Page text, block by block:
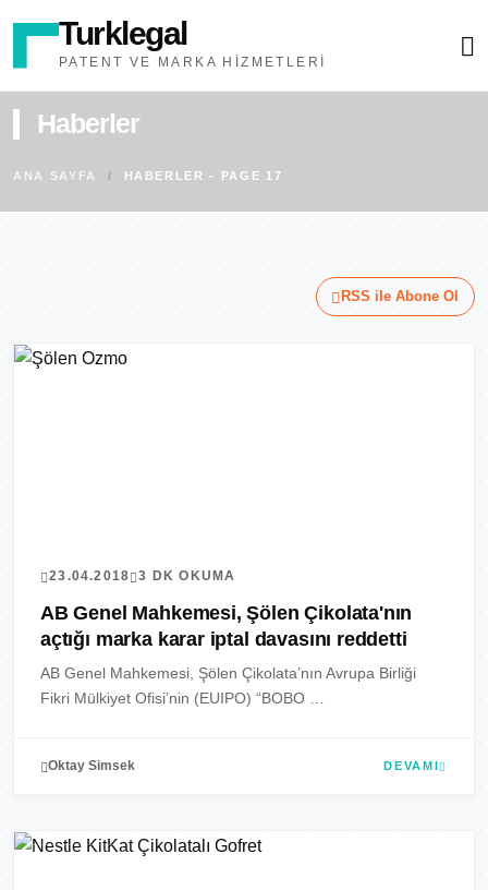
Turklegal
PATENT VE MARKA HIZMETLERI
Haberler
ANA SAYFA HABERLER - PAGE 17
RSS ile Abone Ol
23.04.2018 3 DK OKUMA
AB Genel Mahkemesi, Şölen Çikolata'nın
açtığı marka karar iptal davasını reddetti
AB Genel Mahkemesi, Şölen Çikolata’nın Avrupa Birliği
Fikri Mülkiyet Ofisi’nin (EUIPO) “BOBO …
Oktay Simsek DEVAMI